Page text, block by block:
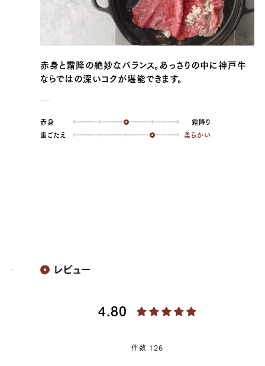
赤身と霜降の絶妙なバランス。あっさりの中に神戸牛
ならではの深いコクが堪能できます。
赤身
霜降り
歯ごたえ
柔らかい
レビュー
4.80
件数 126